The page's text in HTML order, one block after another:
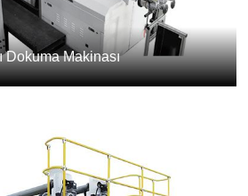
Dokuma Makinası